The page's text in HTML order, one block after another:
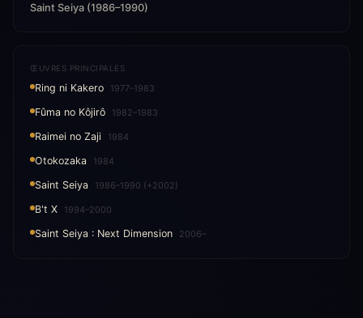
Saint Seiya (1986–1990)
ŒUVRES PRINCIPALES
Ring ni Kakero 1977–1983
Fûma no Kôjirô 1982–1983
Raimei no Zaji 1984
Otokozaka 1984
Saint Seiya 1986–1990 (+2002)
B't X 1994–2000
Saint Seiya : Next Dimension 2006–